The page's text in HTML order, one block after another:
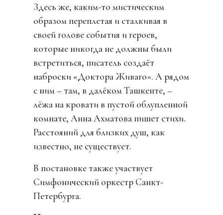
Здесь же, каким-то мистическим
образом переплетая и сталкивая в
своей голове события и героев,
которые никогда не должны были
встретиться, писатель создаёт
наброски «Доктора Живаго». А рядом
с ним – там, в далёком Ташкенте, –
лёжа на кровати в пустой облупленной
комнате, Анна Ахматова пишет стихи.
Расстояний для близких душ, как
известно, не существует.
В постановке также участвует
Симфонический оркестр Санкт-
Петербурга.